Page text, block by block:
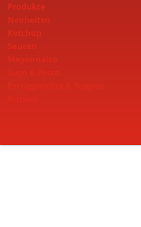
Produkte
Neuheiten
Ketchup
Saucen